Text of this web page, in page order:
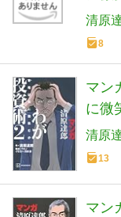
清原
8
マン
に微
清原
13
マン